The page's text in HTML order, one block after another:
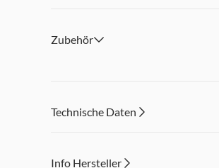
Zubehör
Technische Daten
Info Hersteller